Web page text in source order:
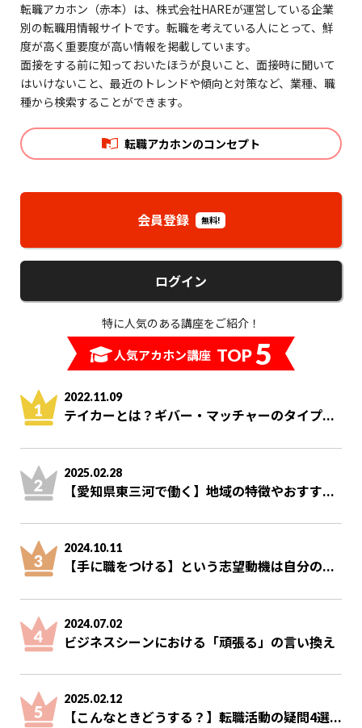
転職アカホン（赤本）は、株式会社HAREが運営している企業
別の転職用情報サイトです。転職を考えている人にとって、鮮
度が高く重要度が高い情報を掲載しています。
面接をする前に知っておいたほうが良いこと、面接時に聞いて
はいけないこと、最近のトレンドや傾向と対策など、業種、職
種から検索することができます。
転職アカホンのコンセプト
会員登録 無料!
ログイン
特に人気のある講座をご紹介！
人気アカホン講座 TOP5
2022.11.09
テイカーとは？ギバー・マッチャーのタイプ...
2025.02.28
【愛知県東三河で働く】地域の特徴やおすす...
2024.10.11
【手に職をつける】という志望動機は自分の...
2024.07.02
ビジネスシーンにおける「頑張る」の言い換え
2025.02.12
【こんなときどうする？】転職活動の疑問4選...